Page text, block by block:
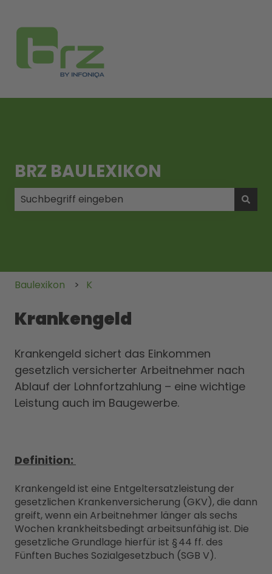
BRZ BAULEXIKON
Baulexikon K
Krankengeld
Krankengeld sichert das Einkommen
gesetzlich versicherter Arbeitnehmer nach
Ablauf der Lohnfortzahlung – eine wichtige
Leistung auch im Baugewerbe.
Definition:
Krankengeld ist eine Entgeltersatzleistung der
gesetzlichen Krankenversicherung (GKV), die dann
greift, wenn ein Arbeitnehmer länger als sechs
Wochen krankheitsbedingt arbeitsunfähig ist. Die
gesetzliche Grundlage hierfür ist § 44 ff. des
Fünften Buches Sozialgesetzbuch (SGB V).